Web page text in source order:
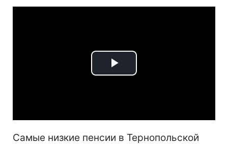
Play
Самые низкие пенсии в Тернопольской